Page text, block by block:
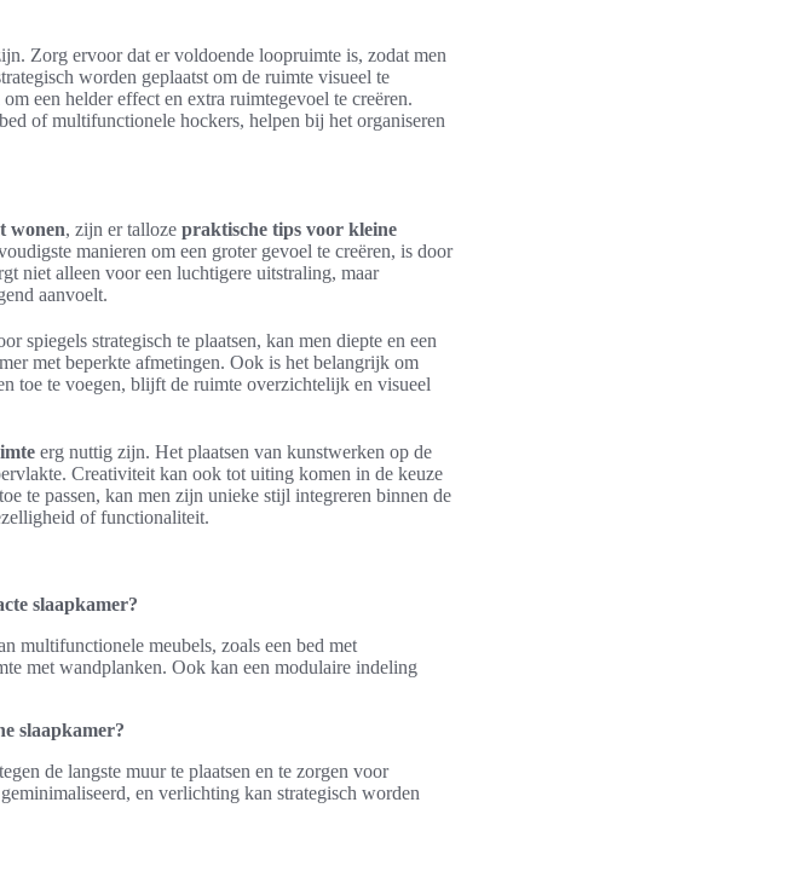
Zorg ervoor dat er voldoende loopruimte is, zodat men
worden geplaatst om de ruimte visueel te
een helder effect en extra ruimtegevoel te creëren.
of multifunctionele hockers, helpen bij het organiseren
wonen, zijn er talloze praktische tips voor kleine
manieren om een groter gevoel te creëren, is door
niet alleen voor een luchtigere uitstraling, maar
aanvoelt.
spiegels strategisch te plaatsen, kan men diepte en een
met beperkte afmetingen. Ook is het belangrijk om
toe te voegen, blijft de ruimte overzichtelijk en visueel
erg nuttig zijn. Het plaatsen van kunstwerken op de
Creativiteit kan ook tot uiting komen in de keuze
te passen, kan men zijn unieke stijl integreren binnen de
of functionaliteit.
slaapkamer?
multifunctionele meubels, zoals een bed met
met wandplanken. Ook kan een modulaire indeling
slaapkamer?
de langste muur te plaatsen en te zorgen voor
en verlichting kan strategisch worden